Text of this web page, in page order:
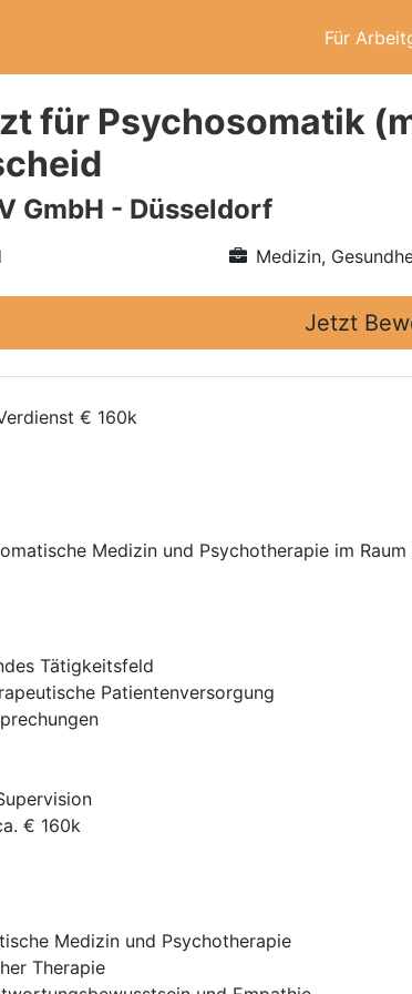
Für
für Psychosomatik
GmbH - Düsseldorf
Medizin,
Jetzt
€ 160k
Medizin und Psychotherapie im
Tätigkeitsfeld
Patientenversorgung
€ 160k
Medizin und Psychotherapie
Therapie